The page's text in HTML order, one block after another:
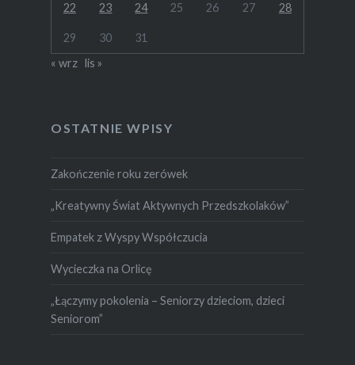
22 23 24 25 26 27 28
29 30
31
« wrz lis »
OSTATNIE WPISY
Zakończenie roku zerówek
„Kreatywny Świat Aktywnych Przedszkolaków”
Empatek z Wyspy Współczucia
Wycieczka na Orlicę
„Łączymy pokolenia – Seniorzy dzieciom, dzieci
Seniorom”